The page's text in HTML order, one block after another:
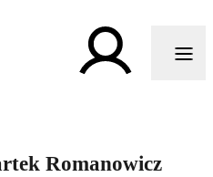
Romanowicz